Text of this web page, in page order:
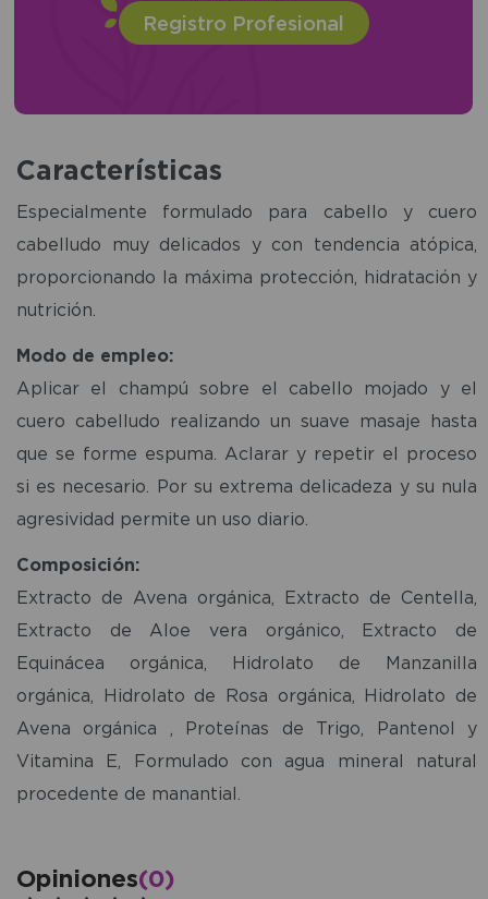
Registro Profesional
Características
Especialmente formulado para cabello y cuero
cabelludo muy delicados y con tendencia atópica,
proporcionando la máxima protección, hidratación y
nutrición.
Modo de empleo:
Aplicar el champú sobre el cabello mojado y el
cuero cabelludo realizando un suave masaje hasta
que se forme espuma. Aclarar y repetir el proceso
si es necesario. Por su extrema delicadeza y su nula
agresividad permite un uso diario.
Composición:
Extracto de Avena orgánica, Extracto de Centella,
Extracto de Aloe vera orgánico, Extracto de
Equinácea orgánica, Hidrolato de Manzanilla
orgánica, Hidrolato de Rosa orgánica, Hidrolato de
Avena orgánica , Proteínas de Trigo, Pantenol y
Vitamina E, Formulado con agua mineral natural
procedente de manantial.
Opiniones(0)